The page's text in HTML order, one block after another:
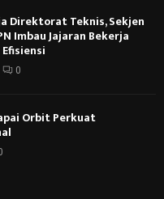
Direktorat Teknis, Sekjen
Imbau Jajaran Bekerja
0
Orbit Perkuat